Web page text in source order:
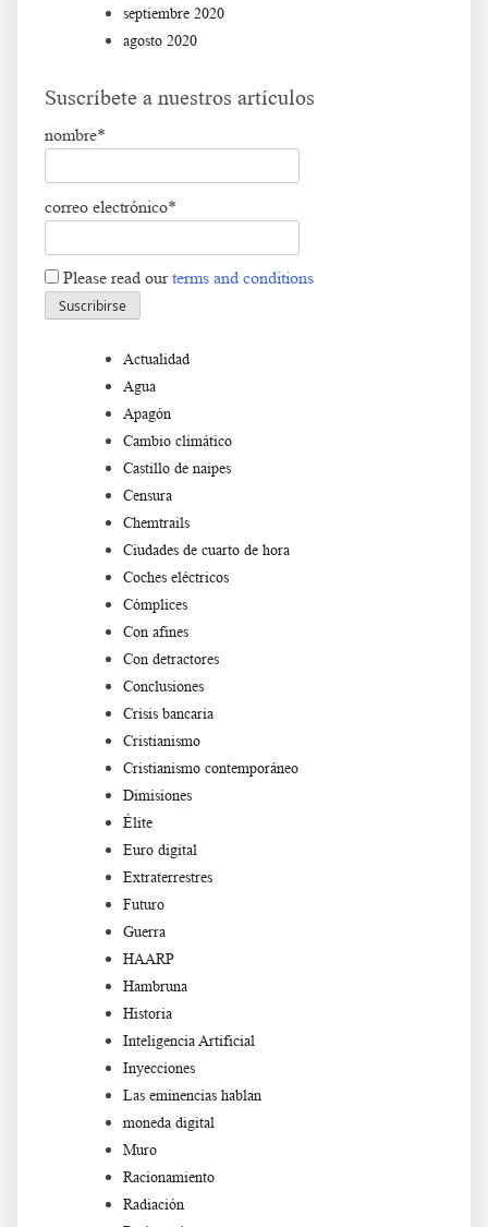
septiembre 2020
agosto 2020
Suscríbete a nuestros artículos
nombre*
correo electrónico*
Please read ourterms and conditions
Actualidad
Agua
Apagón
Cambio climático
Castillo de naipes
Censura
Chemtrails
Ciudades de cuarto de hora
Coches eléctricos
Cómplices
Con afines
Con detractores
Conclusiones
Crisis bancaria
Cristianismo
Cristianismo contemporáneo
Dimisiones
Élite
Euro digital
Extraterrestres
Futuro
Guerra
HAARP
Hambruna
Historia
Inteligencia Artificial
Inyecciones
Las eminencias hablan
moneda digital
Muro
Racionamiento
Radiación